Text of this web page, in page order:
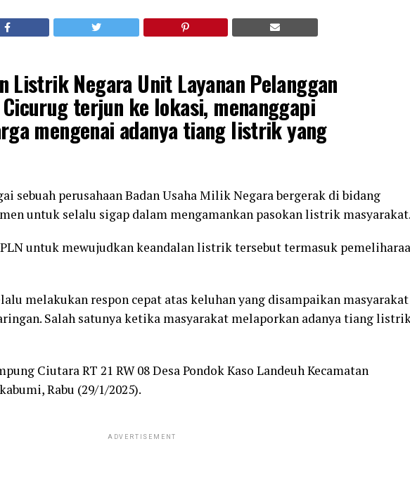
Listrik Negara Unit Layanan Pelanggan
Cicurug terjun ke lokasi, menanggapi
mengenai adanya tiang listrik yang
sebuah perusahaan Badan Usaha Milik Negara bergerak di bidang
untuk selalu sigap dalam mengamankan pasokan listrik masyarakat.
untuk mewujudkan keandalan listrik tersebut termasuk
melakukan respon cepat atas keluhan yang disampaikan masyarakat
Salah satunya ketika masyarakat melaporkan adanya tiang
Ciutara RT 21 RW 08 Desa Pondok Kaso Landeuh Kecamatan
Rabu (29/1/2025).
ADVERTISEMENT